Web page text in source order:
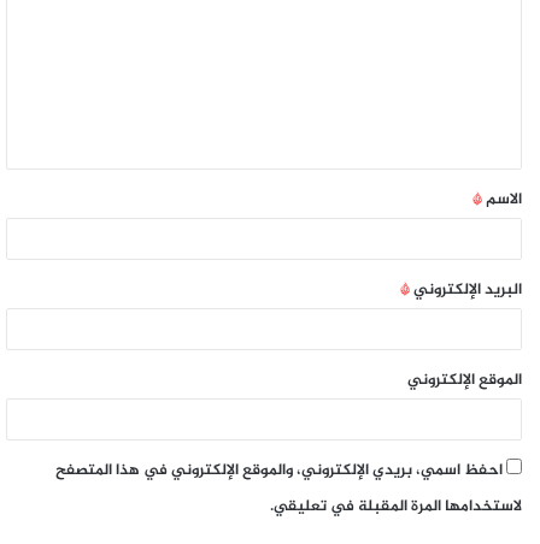
الاسم*
البريد الإلكتروني*
الموقع الإلكتروني
احفظ اسمي، بريدي الإلكتروني، والموقع الإلكتروني في هذا المتصفح
لاستخدامها المرة المقبلة في تعليقي.